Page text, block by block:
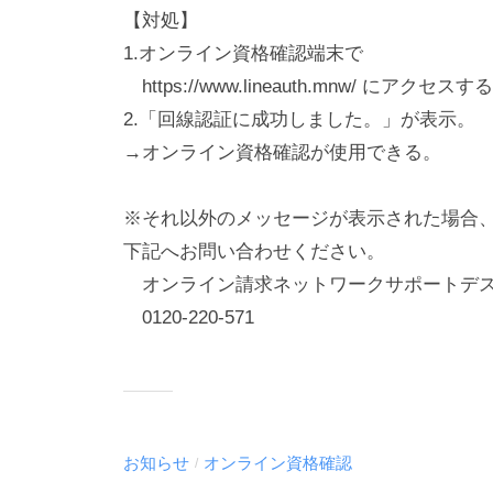
【対処】
1.オンライン資格確認端末で
https://www.lineauth.mnw/ にアクセスする
2.「回線認証に成功しました。」が表示。
→オンライン資格確認が使用できる。
※それ以外のメッセージが表示された場合、
下記へお問い合わせください。
オンライン請求ネットワークサポートデ
0120-220-571
お知らせ / オンライン資格確認